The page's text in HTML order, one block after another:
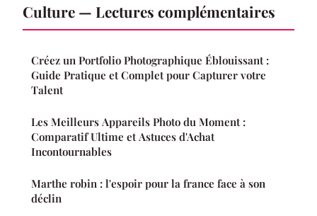
Culture — Lectures complémentaires
Créez un Portfolio Photographique Éblouissant :
Guide Pratique et Complet pour Capturer votre
Talent
Les Meilleurs Appareils Photo du Moment :
Comparatif Ultime et Astuces d'Achat
Incontournables
Marthe robin : l'espoir pour la france face à son
déclin